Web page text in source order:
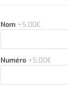
Nom +5.00€
Numéro +5.00€